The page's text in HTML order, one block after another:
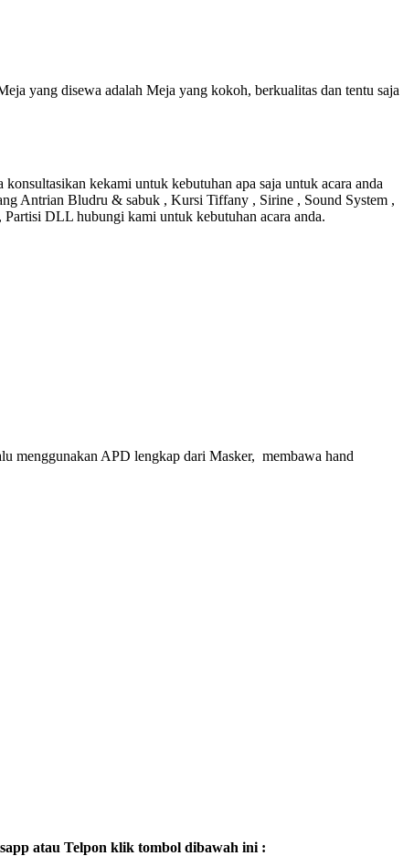
yang disewa adalah Meja yang kokoh, berkualitas dan tentu saja
kekami untuk kebutuhan apa saja untuk acara anda
Antrian Bludru & sabuk , Kursi Tiffany , Sirine , Sound System ,
DLL hubungi kami untuk kebutuhan acara anda.
menggunakan APD lengkap dari Masker, membawa hand
atau Telpon klik tombol dibawah ini :